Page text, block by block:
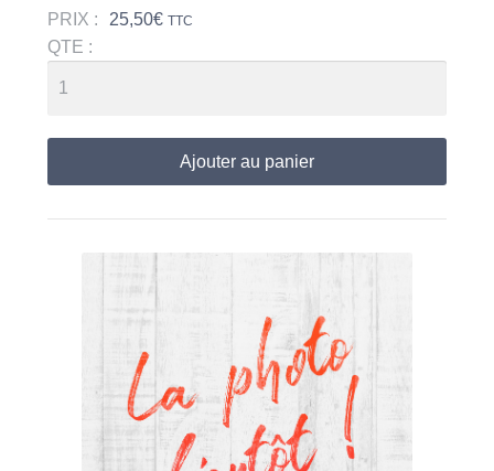
PRIX :
25,50€ TTC
QTE :
Ajouter au panier